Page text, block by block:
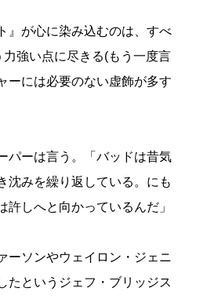
』が心に染み込むのは、すべ
力強い点に尽きる(もう一度言
ーには必要のない虚飾が多す
パーは言う。「バッドは昔気
沈みを繰り返している。にも
許しへと向かっているんだ」
ーソンやウェイロン・ジェニ
たというジェフ・ブリッジス